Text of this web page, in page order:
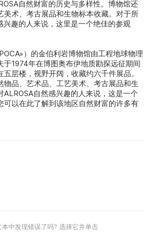
自然财富的历史与多样性。博物馆还
美术、考古展品和生物标本收藏。对于所
兴趣的人来说，这里是一个绝佳的参观
）的金伯利岩博物馆由工程地球物理
于1974年在博图奥布伊地质勘探远征期间
层楼，视野开阔，收藏约六千件展品。
物品、艺术品、工艺美术、考古展品和生
ALROSA自然感兴趣的人来说，这是一个
可以在此了解到该地区自然财富的许多有
本中发现错误了吗? 选择它并单击